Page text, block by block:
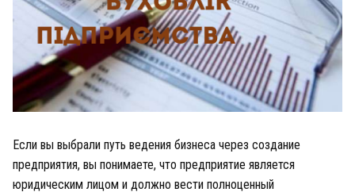
Если вы выбрали путь ведения бизнеса через создание
предприятия, вы понимаете, что предприятие является
юридическим лицом и должно вести полноценный